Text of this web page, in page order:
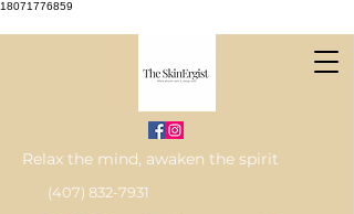
18071776859
Relax the mind, awaken the spirit
(407) 832-7931